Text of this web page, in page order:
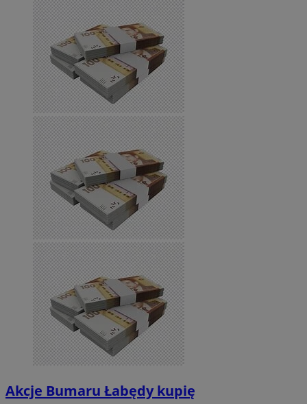
Akcje Bumaru Łabędy kupię